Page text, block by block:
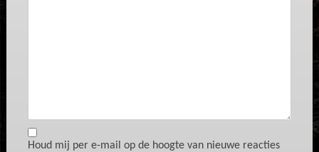
Houd mij per e-mail op de hoogte van nieuwe reacties